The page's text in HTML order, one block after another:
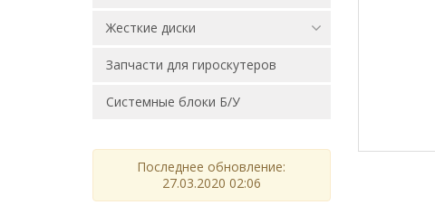
Жесткие диски
Запчасти для гироскутеров
Системные блоки Б/У
Последнее обновление:
27.03.2020 02:06